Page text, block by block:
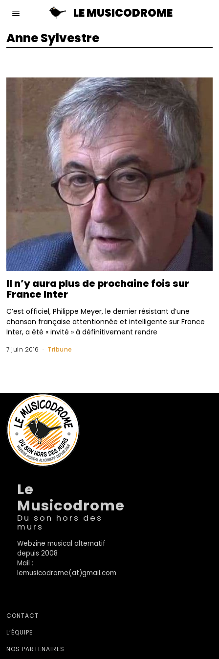
LE MUSICODROME
Anne Sylvestre
Il n’y aura plus de prochaine fois sur
France Inter
C’est officiel, Philippe Meyer, le dernier résistant d’une
chanson française attentionnée et intelligente sur France
Inter, a été « invité » à définitivement rendre
7 juin 2016 Tribune
Le
Musicodrome
Du son hors des
murs
Webzine musical alternatif
depuis 2008
Mail :
lemusicodrome(at)gmail.com
CONTACT
L’ÉQUIPE
NOS PARTENAIRES